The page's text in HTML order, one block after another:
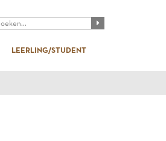
LEERLING/STUDENT